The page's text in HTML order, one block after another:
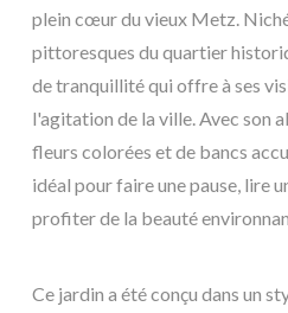
plein cœur du vieux Metz.
pittoresques du quartier
de tranquillité qui offre à ses
l'agitation de la ville. Avec son
fleurs colorées et de bancs
idéal pour faire une pause, lire
profiter de la beauté
Ce jardin a été conçu dans un